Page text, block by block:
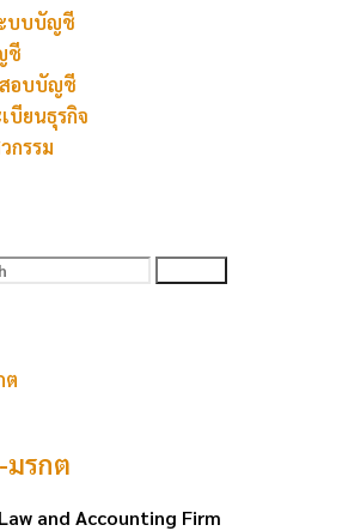
ะบบบัญชี
ชี
สอบบัญชี
บียนธุรกิจ
กรรม
รกต
and Accounting Firm
Law and Accounting Firm
าญา (Criminal Law) คดีครอบครัว
น (Labour Law) คดีที่ดิน (Real Estate)
ทนายทำคำรับรองเอกสาร (Notary
าชอาณาจักร (Litigation) รับแปล
งระบบบัญชี บริการตรวจสอบบัญชี